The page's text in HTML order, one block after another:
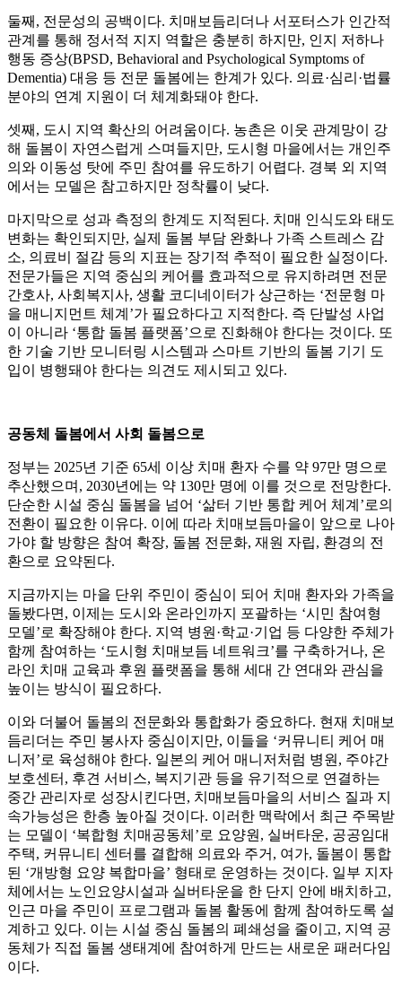
둘째, 전문성의 공백이다. 치매보듬리더나 서포터스가 인간적
관계를 통해 정서적 지지 역할은 충분히 하지만, 인지 저하나
행동 증상(BPSD, Behavioral and Psychological Symptoms of
Dementia) 대응 등 전문 돌봄에는 한계가 있다. 의료·심리·법률
분야의 연계 지원이 더 체계화돼야 한다.
셋째, 도시 지역 확산의 어려움이다. 농촌은 이웃 관계망이 강
해 돌봄이 자연스럽게 스며들지만, 도시형 마을에서는 개인주
의와 이동성 탓에 주민 참여를 유도하기 어렵다. 경북 외 지역
에서는 모델은 참고하지만 정착률이 낮다.
마지막으로 성과 측정의 한계도 지적된다. 치매 인식도와 태도
변화는 확인되지만, 실제 돌봄 부담 완화나 가족 스트레스 감
소, 의료비 절감 등의 지표는 장기적 추적이 필요한 실정이다.
전문가들은 지역 중심의 케어를 효과적으로 유지하려면 전문
간호사, 사회복지사, 생활 코디네이터가 상근하는 ‘전문형 마
을 매니지먼트 체계’가 필요하다고 지적한다. 즉 단발성 사업
이 아니라 ‘통합 돌봄 플랫폼’으로 진화해야 한다는 것이다. 또
한 기술 기반 모니터링 시스템과 스마트 기반의 돌봄 기기 도
입이 병행돼야 한다는 의견도 제시되고 있다.​
공동체 돌봄에서 사회 돌봄으로
정부는 2025년 기준 65세 이상 치매 환자 수를 약 97만 명으로
추산했으며, 2030년에는 약 130만 명에 이를 것으로 전망한다.
단순한 시설 중심 돌봄을 넘어 ‘삶터 기반 통합 케어 체계’로의
전환이 필요한 이유다. 이에 따라 치매보듬마을이 앞으로 나아
가야 할 방향은 참여 확장, 돌봄 전문화, 재원 자립, 환경의 전
환으로 요약된다.
지금까지는 마을 단위 주민이 중심이 되어 치매 환자와 가족을
돌봤다면, 이제는 도시와 온라인까지 포괄하는 ‘시민 참여형
모델’로 확장해야 한다. 지역 병원·학교·기업 등 다양한 주체가
함께 참여하는 ‘도시형 치매보듬 네트워크’를 구축하거나, 온
라인 치매 교육과 후원 플랫폼을 통해 세대 간 연대와 관심을
높이는 방식이 필요하다.
이와 더불어 돌봄의 전문화와 통합화가 중요하다. 현재 치매보
듬리더는 주민 봉사자 중심이지만, 이들을 ‘커뮤니티 케어 매
니저’로 육성해야 한다. 일본의 케어 매니저처럼 병원, 주야간
보호센터, 후견 서비스, 복지기관 등을 유기적으로 연결하는
중간 관리자로 성장시킨다면, 치매보듬마을의 서비스 질과 지
속가능성은 한층 높아질 것이다. 이러한 맥락에서 최근 주목받
는 모델이 ‘복합형 치매공동체’로 요양원, 실버타운, 공공임대
주택, 커뮤니티 센터를 결합해 의료와 주거, 여가, 돌봄이 통합
된 ‘개방형 요양 복합마을’ 형태로 운영하는 것이다. 일부 지자
체에서는 노인요양시설과 실버타운을 한 단지 안에 배치하고,
인근 마을 주민이 프로그램과 돌봄 활동에 함께 참여하도록 설
계하고 있다. 이는 시설 중심 돌봄의 폐쇄성을 줄이고, 지역 공
동체가 직접 돌봄 생태계에 참여하게 만드는 새로운 패러다임
이다.